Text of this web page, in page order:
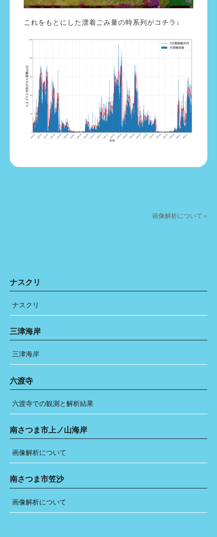
これをもとにした漂着ごみ量の時系列がコチラ↓
画像解析について »
ナスクリ
ナスクリ
三津海岸
三津海岸
六渡寺
六渡寺での観測と解析結果
南さつま市上ノ山海岸
画像解析について
南さつま市笠沙
画像解析について